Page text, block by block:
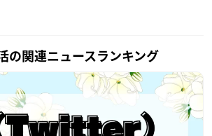
の関連ニュースランキング